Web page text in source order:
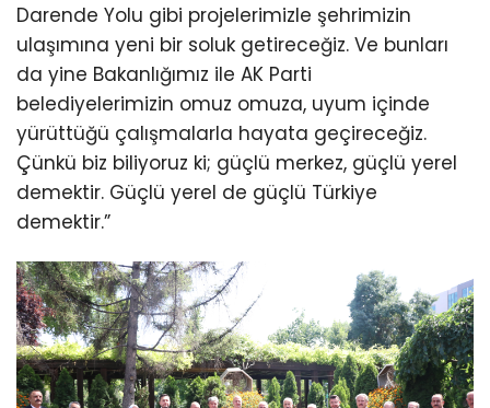
Darende Yolu gibi projelerimizle şehrimizin
ulaşımına yeni bir soluk getireceğiz. Ve bunları
da yine Bakanlığımız ile AK Parti
belediyelerimizin omuz omuza, uyum içinde
yürüttüğü çalışmalarla hayata geçireceğiz.
Çünkü biz biliyoruz ki; güçlü merkez, güçlü yerel
demektir. Güçlü yerel de güçlü Türkiye
demektir.”